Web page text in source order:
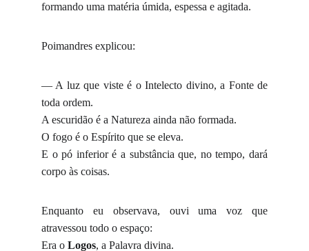
formando uma matéria úmida, espessa e agitada.
Poimandres explicou:
— A luz que viste é o Intelecto divino, a Fonte de
toda ordem.
A escuridão é a Natureza ainda não formada.
O fogo é o Espírito que se eleva.
E o pó inferior é a substância que, no tempo, dará
corpo às coisas.
Enquanto eu observava, ouvi uma voz que
atravessou todo o espaço:
Era o Logos, a Palavra divina.